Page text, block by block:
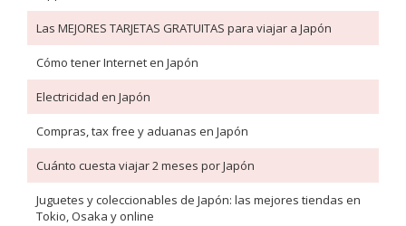
Las MEJORES TARJETAS GRATUITAS para viajar a Japón
Cómo tener Internet en Japón
Electricidad en Japón
Compras, tax free y aduanas en Japón
Cuánto cuesta viajar 2 meses por Japón
Juguetes y coleccionables de Japón: las mejores tiendas en
Tokio, Osaka y online